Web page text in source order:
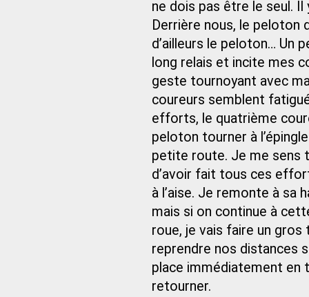
ne dois pas être le seul.
Derrière nous, le peloton
d’ailleurs le peloton… Un
long relais et incite mes
geste tournoyant avec
coureurs semblent
efforts, le quatrième
peloton tourner à
petite route. Je me sens
d’avoir fait tous ces
à l’aise. Je remonte à sa
mais si on continue à
roue, je vais faire un
reprendre nos distances
place immédiatement en
retourner.